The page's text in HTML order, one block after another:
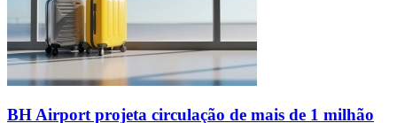
BH Airport projeta circulação de mais de 1 milhão